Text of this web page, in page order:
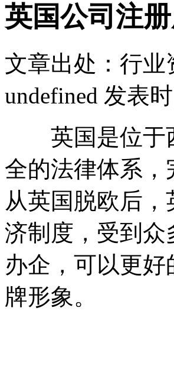
英国公司注
文章出处：行业
undefined 发表
英国是位于西
全的法律体系
从英国脱欧后
济制度，受到
办企，可以更
牌形象。